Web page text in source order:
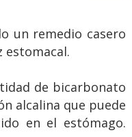
un remedio casero
estomacal.
de bicarbonato
alcalina que puede
en el estómago.